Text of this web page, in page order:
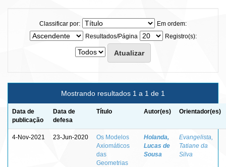
Classificar por:
Em ordem:
Resultados/Página
Registro(s):
Mostrando resultados 1 a 1 de 1
Data de
publicação
Data de
defesa
Título Autor(es) Orientador(es)
4-Nov-2021 23-Jun-2020
Os Modelos
Axiomáticos
das
Geometrias
Holanda,
Lucas de
Sousa
Evangelista,
Tatiane da
Silva